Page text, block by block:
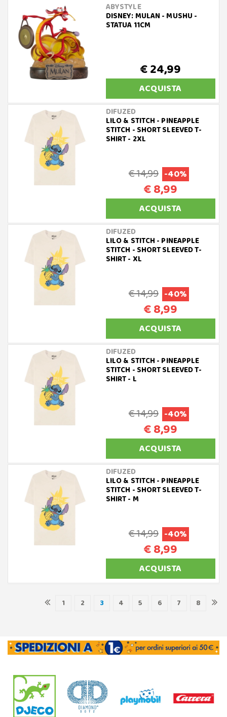
ABYSTYLE
DISNEY: MULAN - MUSHU -
STATUA 11CM
€ 24,99
ACQUISTA
DIFUZED
LILO & STITCH - PINEAPPLE
STITCH - SHORT SLEEVED T-
SHIRT - 2XL
€ 14,99 -40%
€ 8,99
ACQUISTA
DIFUZED
LILO & STITCH - PINEAPPLE
STITCH - SHORT SLEEVED T-
SHIRT - XL
€ 14,99 -40%
€ 8,99
ACQUISTA
DIFUZED
LILO & STITCH - PINEAPPLE
STITCH - SHORT SLEEVED T-
SHIRT - L
€ 14,99 -40%
€ 8,99
ACQUISTA
DIFUZED
LILO & STITCH - PINEAPPLE
STITCH - SHORT SLEEVED T-
SHIRT - M
€ 14,99 -40%
€ 8,99
ACQUISTA
1 2 3 4 5 6 7 8